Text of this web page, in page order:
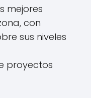
mejores
con
sus niveles
proyectos